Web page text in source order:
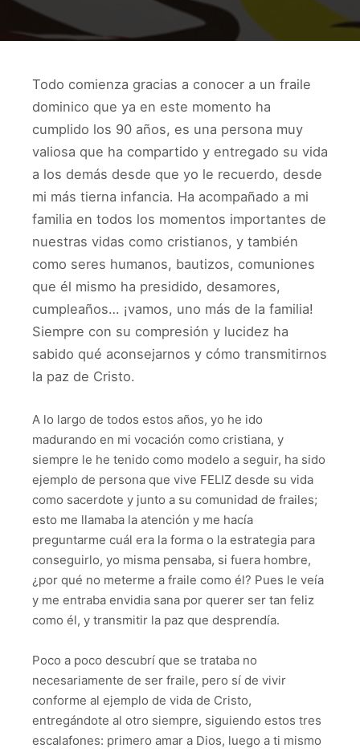
Todo comienza gracias a conocer a un fraile
dominico que ya en este momento ha
cumplido los 90 años, es una persona muy
valiosa que ha compartido y entregado su vida
a los demás desde que yo le recuerdo, desde
mi más tierna infancia. Ha acompañado a mi
familia en todos los momentos importantes de
nuestras vidas como cristianos, y también
como seres humanos, bautizos, comuniones
que él mismo ha presidido, desamores,
cumpleaños… ¡vamos, uno más de la familia!
Siempre con su compresión y lucidez ha
sabido qué aconsejarnos y cómo transmitirnos
la paz de Cristo.
A lo largo de todos estos años, yo he ido
madurando en mi vocación como cristiana, y
siempre le he tenido como modelo a seguir, ha sido
ejemplo de persona que vive FELIZ desde su vida
como sacerdote y junto a su comunidad de frailes;
esto me llamaba la atención y me hacía
preguntarme cuál era la forma o la estrategia para
conseguirlo, yo misma pensaba, si fuera hombre,
¿por qué no meterme a fraile como él? Pues le veía
y me entraba envidia sana por querer ser tan feliz
como él, y transmitir la paz que desprendía.
Poco a poco descubrí que se trataba no
necesariamente de ser fraile, pero sí de vivir
conforme al ejemplo de vida de Cristo,
entregándote al otro siempre, siguiendo estos tres
escalafones: primero amar a Dios, luego a ti mismo